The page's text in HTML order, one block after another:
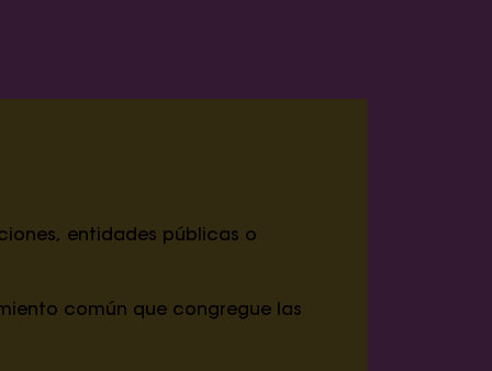
entidades públicas o
común que congregue las